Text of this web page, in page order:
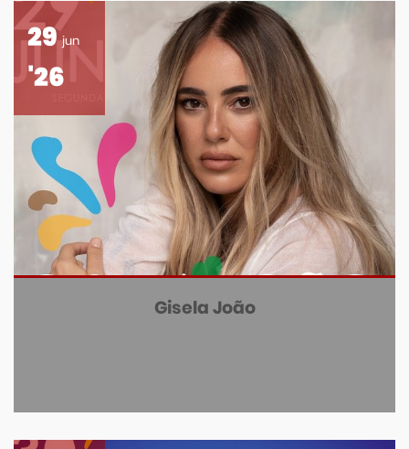
29 jun
'26
Gisela João